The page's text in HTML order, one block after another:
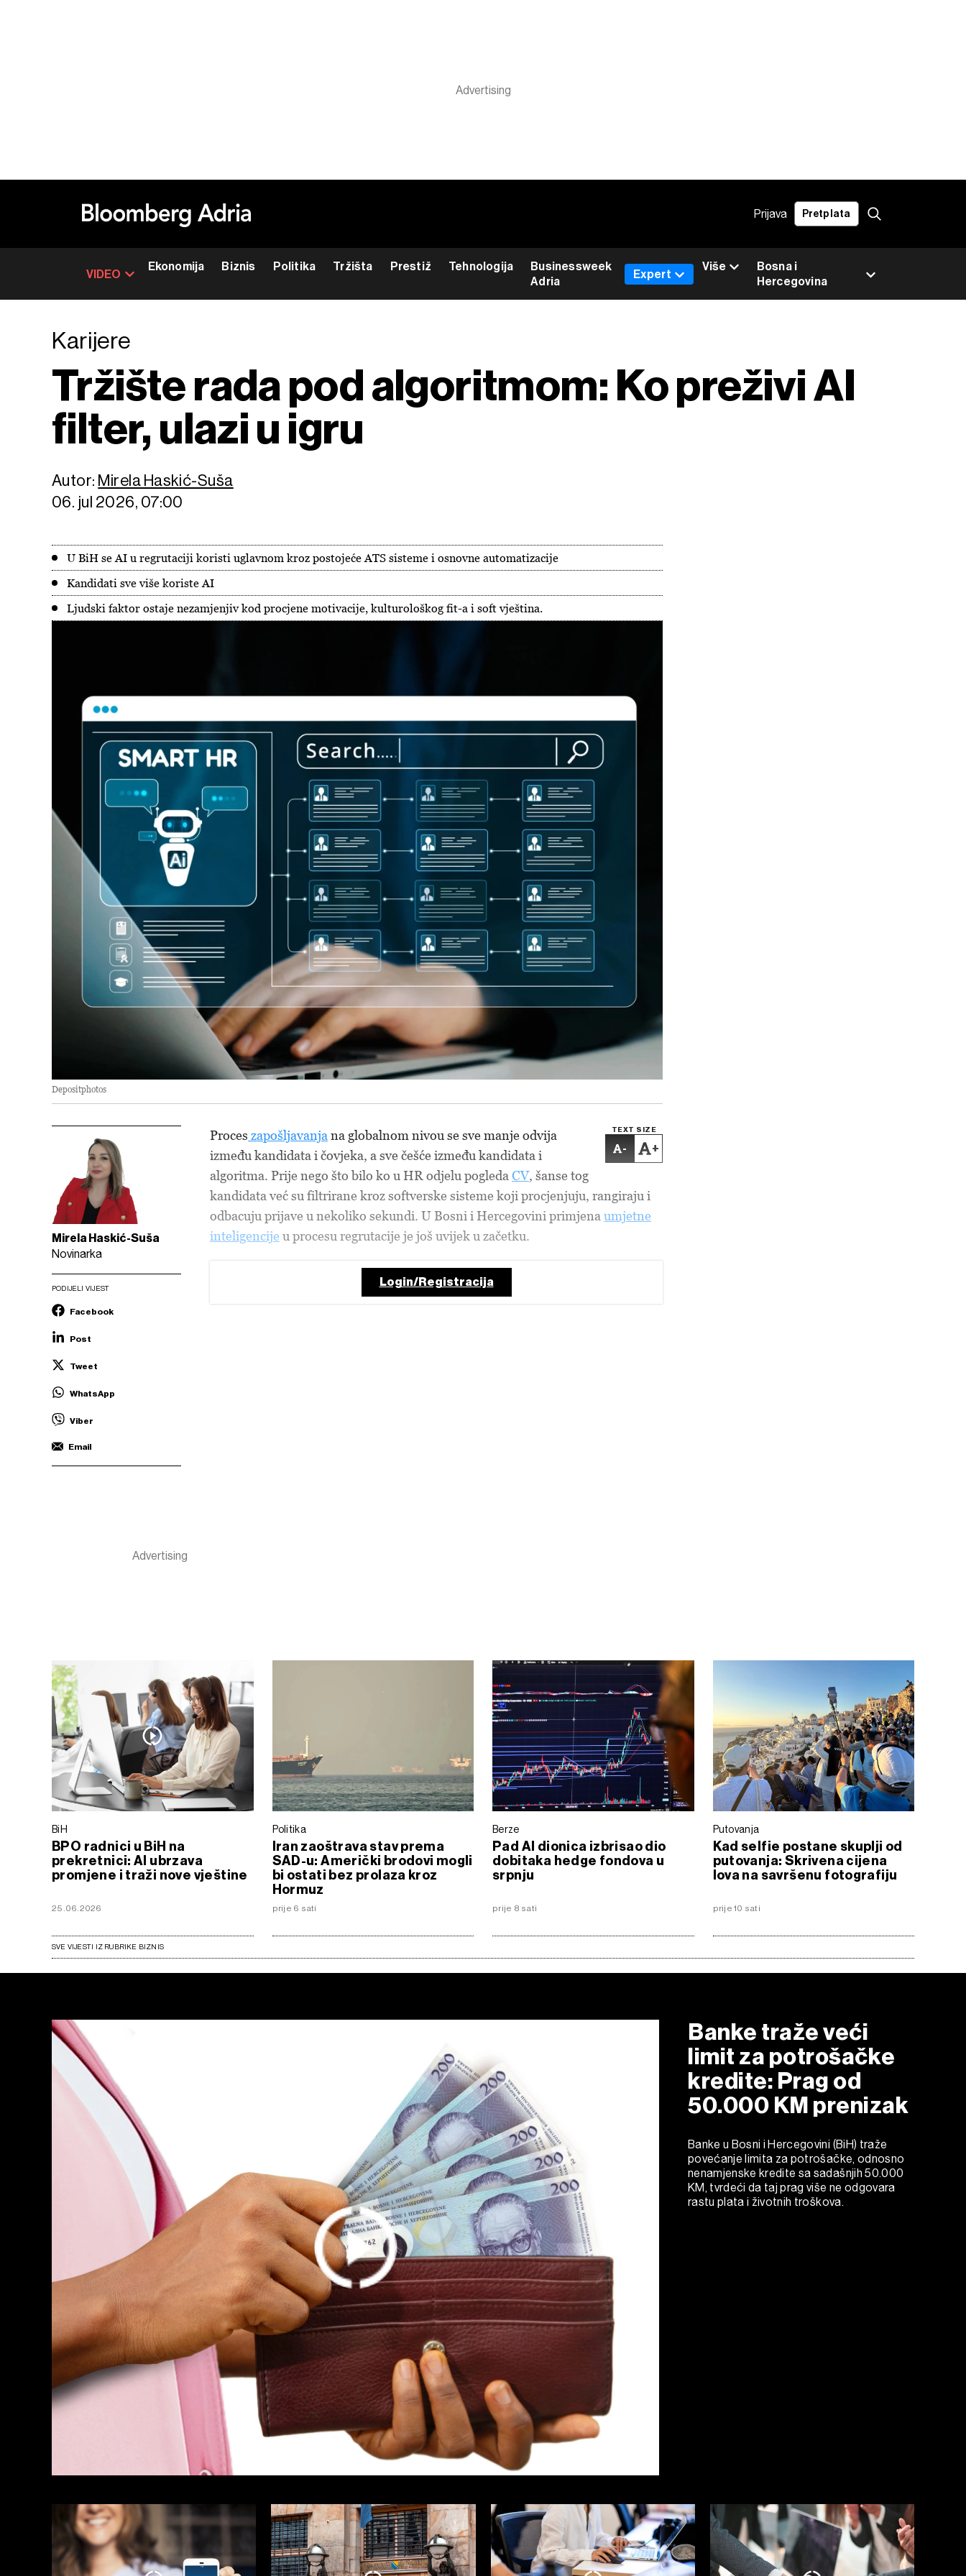
Prijava Pretplata
VIDEO
Ekonomija Biznis Politika Tržišta Prestiž Tehnologija
Businessweek
Adria
Bosna i
Hercegovina
Expert
Više
Karijere
Tržište rada pod algoritmom: Ko preživi AI
filter, ulazi u igru
Autor: Mirela Haskić-Suša
06. jul 2026, 07:00
U BiH se AI u regrutaciji koristi uglavnom kroz postojeće ATS sisteme i osnovne automatizacije
Kandidati sve više koriste AI
Ljudski faktor ostaje nezamjenjiv kod procjene motivacije, kulturološkog fit-a i soft vještina.
Depositphotos
Mirela Haskić-Suša
Novinarka
PODIJELI VIJEST
Facebook
Post
Tweet
WhatsApp
Viber
Email
TEXT SIZE
- +
Proces zapošljavanja na globalnom nivou se sve manje odvija
između kandidata i čovjeka, a sve češće između kandidata i
algoritma. Prije nego što bilo ko u HR odjelu pogleda CV, šanse tog
kandidata već su filtrirane kroz softverske sisteme koji procjenjuju, rangiraju i
odbacuju prijave u nekoliko sekundi. U Bosni i Hercegovini primjena umjetne
inteligencije u procesu regrutacije je još uvijek u začetku.
Login/Registracija
BiH
BPO radnici u BiH na
prekretnici: AI ubrzava
promjene i traži nove vještine
25.06.2026
Politika
Iran zaoštrava stav prema
SAD-u: Američki brodovi mogli
bi ostati bez prolaza kroz
Hormuz
prije 6 sati
Berze
Pad AI dionica izbrisao dio
dobitaka hedge fondova u
srpnju
prije 8 sati
Putovanja
Kad selfie postane skuplji od
putovanja: Skrivena cijena
lova na savršenu fotografiju
prije 10 sati
SVE VIJESTI IZ RUBRIKE BIZNIS
Banke traže veći
limit za potrošačke
kredite: Prag od
50.000 KM prenizak
Banke u Bosni i Hercegovini (BiH) traže
povećanje limita za potrošačke, odnosno
nenamjenske kredite sa sadašnjih 50.000
KM, tvrdeći da taj prag više ne odgovara
rastu plata i životnih troškova.